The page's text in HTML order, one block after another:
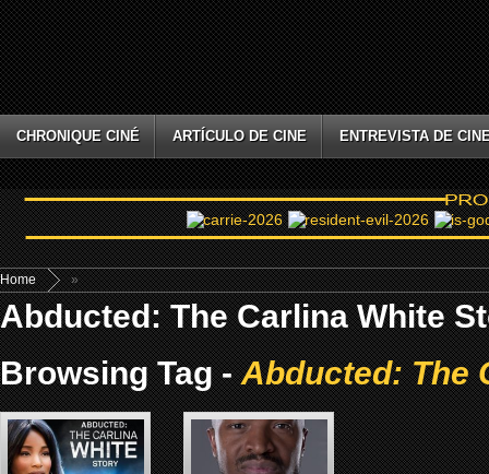
CHRONIQUE CINÉ ARTÍCULO DE CINE ENTREVISTA DE
Home »
Abducted: The Carlina White
Browsing Tag -Abducted: The